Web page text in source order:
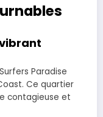
Paradise
Ce quartier
contagieuse et